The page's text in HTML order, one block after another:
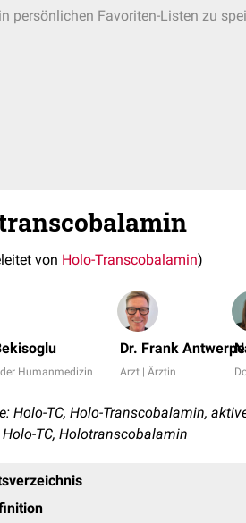
persönlichen Favoriten-Listen zu
von Holo-Transcobalamin)
Humanmedizin
Dr. Frank
Arzt | Ärztin
Holo-TC, Holo-Transcobalamin,
Holo-TC, Holotranscobalamin